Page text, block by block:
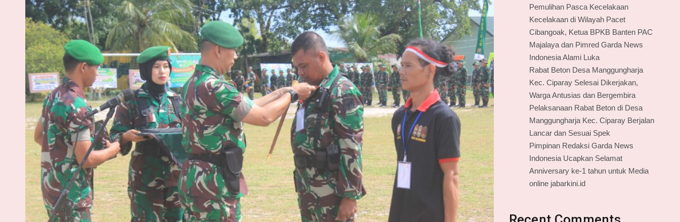
Pemulihan Pasca Kecelakaan
Kecelakaan di Wilayah Pacet
Cibangoak, Ketua BPKB Banten PAC
Majalaya dan Pimred Garda News
Indonesia Alami Luka
Rabat Beton Desa Manggungharja
Kec. Ciparay Selesai Dikerjakan,
Warga Antusias dan Bergembira
Pelaksanaan Rabat Beton di Desa
Manggungharja Kec. Ciparay Berjalan
Lancar dan Sesuai Spek
Pimpinan Redaksi Garda News
Indonesia Ucapkan Selamat
Anniversary ke-1 tahun untuk Media
online jabarkini.id